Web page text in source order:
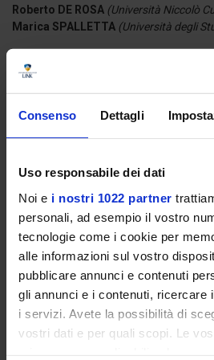
Consenso Dettagli
Uso responsabile dei dati
Noi e i nostri 1022 partner
personali, ad esempio il vostro
tecnologie come i cookie per
alle informazioni sul vostro
pubblicare annunci e contenuti
gli annunci e i contenuti, ricercare
i servizi. Avete la possibilità di
vostri dati e per quali scopi. Le
Roberto DE ROSA (Università Niccolò
Marica SPALLETTA (Università degli
Tommaso VISONE
Federico CASTIGLIONI(Istituto Affari
Coffee break
PASSATO
RESISTENZA EUROPEA: ALLE ORIGINI
Introducono
Filippo Maria GIORDANO(Università
Giorgio GRIMALDI(Università degli